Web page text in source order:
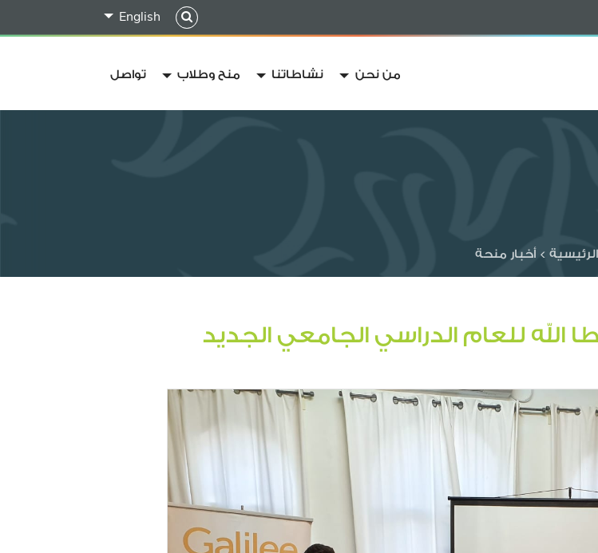
English
من نحن نشاطاتنا منح وطلاب تواصل
الرئيسية > أخبار منحة
الله للعام الدراسي الجامعي الجديد